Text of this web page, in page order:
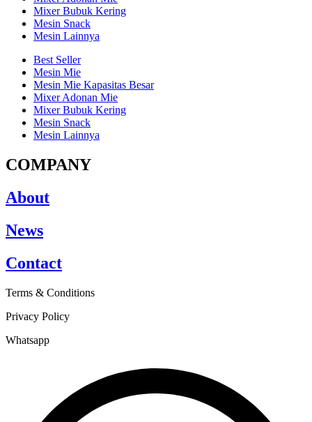
Mixer Bubuk Kering
Mesin Snack
Mesin Lainnya
Best Seller
Mesin Mie
Mesin Mie Kapasitas Besar
Mixer Adonan Mie
Mixer Bubuk Kering
Mesin Snack
Mesin Lainnya
COMPANY
About
News
Contact
Terms & Conditions
Privacy Policy
Whatsapp